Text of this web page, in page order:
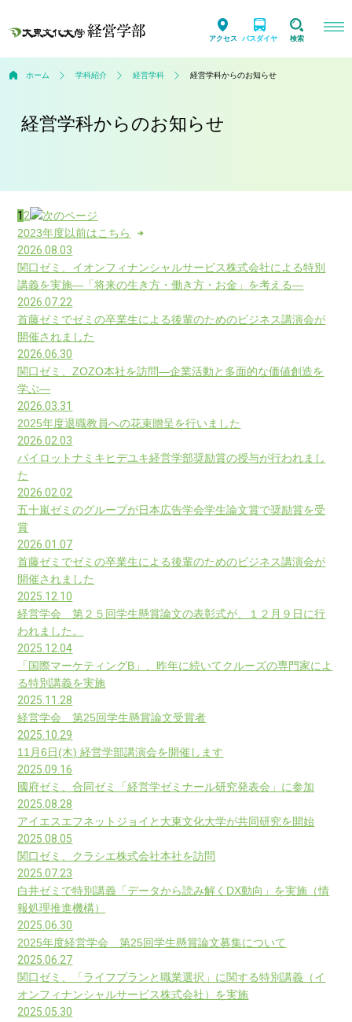
アクセス バスダイヤ 検索
ホーム 学科紹介 経営学科 経営学科からのお知らせ
経営学科からのお知らせ
1 2
2023年度以前はこちら
2026.08.03
関口ゼミ、イオンフィナンシャルサービス株式会社による特別
講義を実施―「将来の生き方・働き方・お金」を考える―
2026.07.22
首藤ゼミでゼミの卒業生による後輩のためのビジネス講演会が
開催されました
2026.06.30
関口ゼミ、ZOZO本社を訪問―企業活動と多面的な価値創造を
学ぶ―
2026.03.31
2025年度退職教員への花束贈呈を行いました
2026.02.03
パイロットナミキヒデユキ経営学部奨励賞の授与が行われまし
た
2026.02.02
五十嵐ゼミのグループが日本広告学会学生論文賞で奨励賞を受
賞
2026.01.07
首藤ゼミでゼミの卒業生による後輩のためのビジネス講演会が
開催されました
2025.12.10
経営学会 第２５回学生懸賞論文の表彰式が、１２月９日に行
われました。
2025.12.04
「国際マーケティングB」、昨年に続いてクルーズの専門家によ
る特別講義を実施
2025.11.28
経営学会 第25回学生懸賞論文受賞者
2025.10.29
11月6日(木) 経営学部講演会を開催します
2025.09.16
國府ゼミ、合同ゼミ「経営学ゼミナール研究発表会」に参加
2025.08.28
アイエスエフネットジョイと大東文化大学が共同研究を開始
2025.08.05
関口ゼミ、クラシエ株式会社本社を訪問
2025.07.23
白井ゼミで特別講義「データから読み解くDX動向」を実施（情
報処理推進機構）
2025.06.30
2025年度経営学会 第25回学生懸賞論文募集について
2025.06.27
関口ゼミ、「ライフプランと職業選択」に関する特別講義（イ
オンフィナンシャルサービス株式会社）を実施
2025.05.30